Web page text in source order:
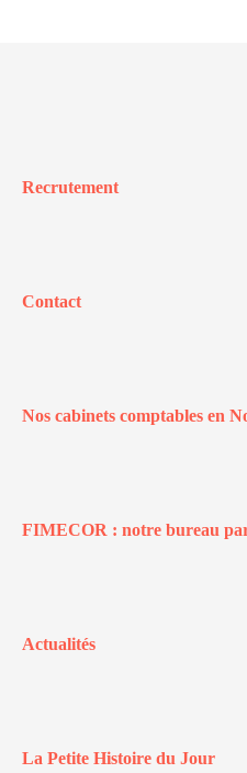
Recrutement
Contact
Nos cabinets comptables en
FIMECOR : notre bureau
Actualités
La Petite Histoire du Jour